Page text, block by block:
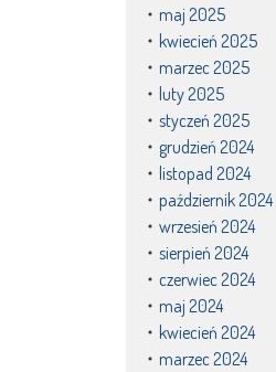
maj 2025
kwiecień 2025
marzec 2025
luty 2025
styczeń 2025
grudzień 2024
listopad 2024
październik 2024
wrzesień 2024
sierpień 2024
czerwiec 2024
maj 2024
kwiecień 2024
marzec 2024